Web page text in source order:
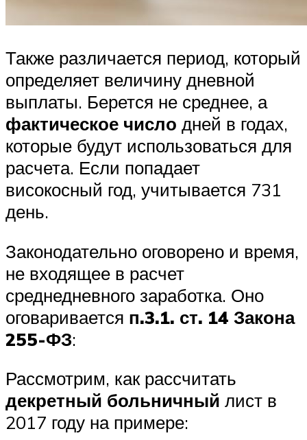
Также различается период, который
определяет величину дневной
выплаты. Берется не среднее, а
фактическое число дней в годах,
которые будут использоваться для
расчета. Если попадает
високосный год, учитывается 731
день.
Законодательно оговорено и время,
не входящее в расчет
среднедневного заработка. Оно
оговаривается п.3.1. ст. 14 Закона
255-ФЗ:
Рассмотрим, как рассчитать
декретный больничный лист в
2017 году на примере: